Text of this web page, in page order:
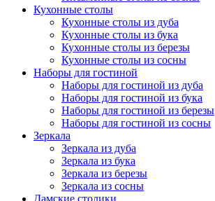
Кухонные столы
Кухонные столы из дуба
Кухонные столы из бука
Кухонные столы из березы
Кухонные столы из сосны
Наборы для гостиной
Наборы для гостиной из дуба
Наборы для гостиной из бука
Наборы для гостиной из березы
Наборы для гостиной из сосны
Зеркала
Зеркала из дуба
Зеркала из бука
Зеркала из березы
Зеркала из сосны
Дамские столики